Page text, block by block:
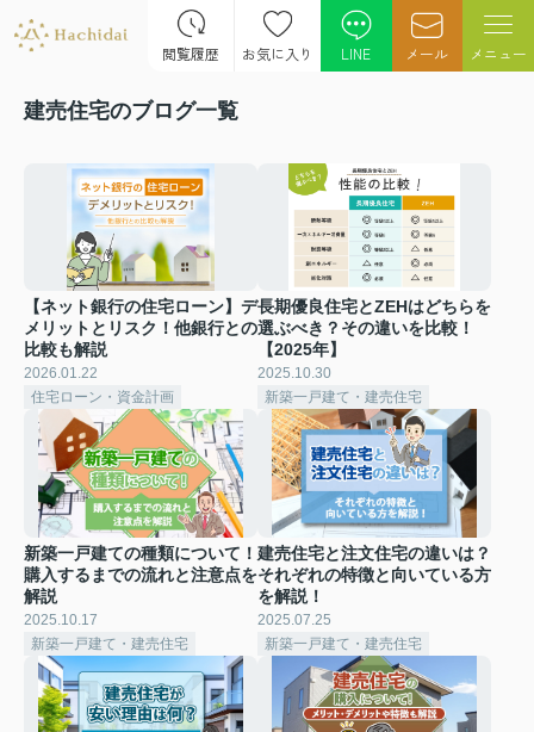
閲覧履歴 お気に入り LINE メール メニュー
建売住宅のブログ一覧
【ネット銀行の住宅ローン】デ
メリットとリスク！他銀行との
比較も解説
2026.01.22
住宅ローン・資金計画
長期優良住宅とZEHはどちらを
選ぶべき？その違いを比較！
【2025年】
2025.10.30
新築一戸建て・建売住宅
新築一戸建ての種類について！
購入するまでの流れと注意点を
解説
2025.10.17
新築一戸建て・建売住宅
建売住宅と注文住宅の違いは？
それぞれの特徴と向いている方
を解説！
2025.07.25
新築一戸建て・建売住宅